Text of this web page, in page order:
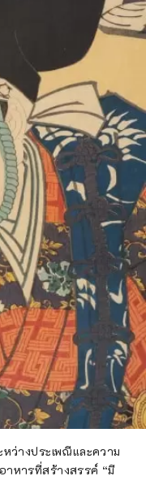
ว่างประเพณีและความ
หารที่สร้างสรรค์ “มี